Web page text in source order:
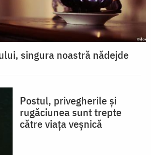
singura noastră nădejde
Postul, privegherile și
rugăciunea sunt trepte
către viața veșnică